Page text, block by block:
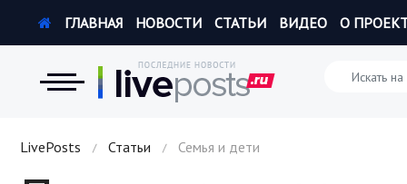
Новости
ГЛАВНАЯ НОВОСТИ СТАТЬИ ВИДЕО О
LivePosts / Статьи / Семья и дети